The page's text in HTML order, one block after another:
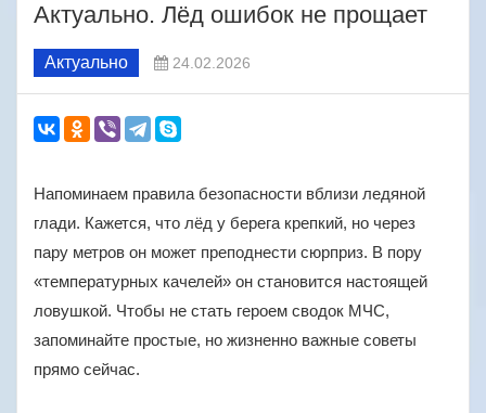
Актуально. Лёд ошибок не прощает
Актуально 24.02.2026
Напоминаем правила безопасности вблизи ледяной
глади. Кажется, что лёд у берега крепкий, но через
пару метров он может преподнести сюрприз. В пору
«температурных качелей» он становится настоящей
ловушкой. Чтобы не стать героем сводок МЧС,
запоминайте простые, но жизненно важные советы
прямо сейчас.